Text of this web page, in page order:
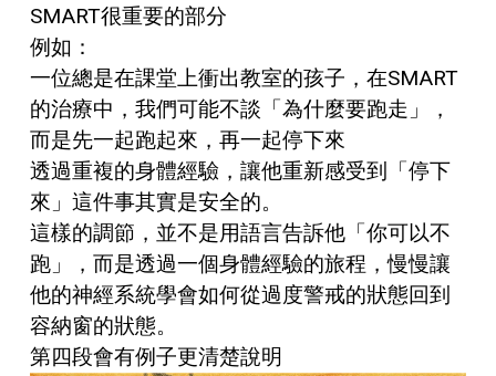
SMART很重要的部分
例如：
一位總是在課堂上衝出教室的孩子，在SMART
的治療中，我們可能不談「為什麼要跑走」，
而是先一起跑起來，再一起停下來
透過重複的身體經驗，讓他重新感受到「停下
來」這件事其實是安全的。
這樣的調節，並不是用語言告訴他「你可以不
跑」，而是透過一個身體經驗的旅程，慢慢讓
他的神經系統學會如何從過度警戒的狀態回到
容納窗的狀態。
第四段會有例子更清楚說明